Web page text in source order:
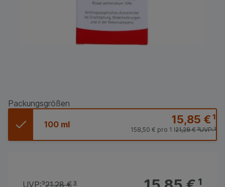
Packungsgrößen
100 ml 15,85 €¹
UVP:³
21,28 €³
158,50 € pro 1 l
UVP:³21,28 €³